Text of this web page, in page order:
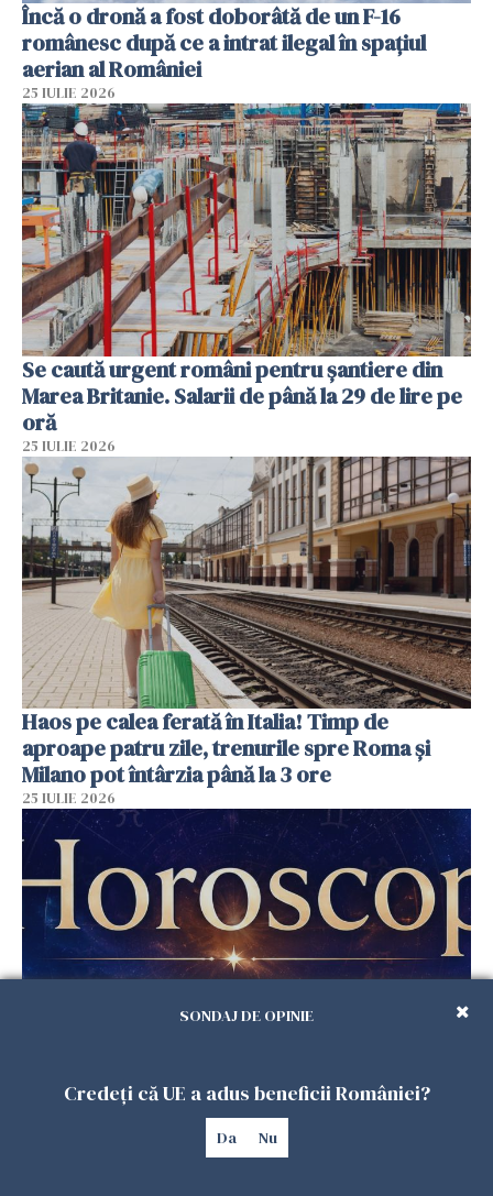
Încă o dronă a fost doborâtă de un F-16
românesc după ce a intrat ilegal în spațiul
aerian al României
25 IULIE 2026
Se caută urgent români pentru șantiere din
Marea Britanie. Salarii de până la 29 de lire pe
oră
25 IULIE 2026
Haos pe calea ferată în Italia! Timp de
aproape patru zile, trenurile spre Roma și
Milano pot întârzia până la 3 ore
25 IULIE 2026
răstoarnă calculele pentru unele zodii
SONDAJ DE OPINIE
Credeți că UE a adus beneficii României?
Da Nu